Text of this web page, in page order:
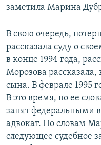
заметила Марина
В свою очередь,
рассказала суду о
в конце 1994 года,
Морозова рассказала,
сына. В феврале 1995
В это время, по ее
занят федеральными
адвокат. По словам
следующее судебное